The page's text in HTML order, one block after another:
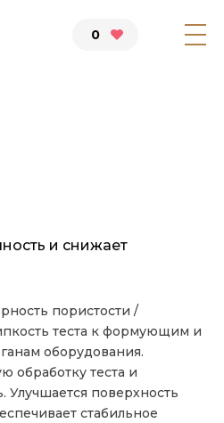
0
и снижает
пористости /
теста к формующим и
оборудования.
обработку теста и
Улучшается поверхность
стабильное